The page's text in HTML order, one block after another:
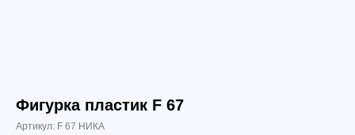
Фигурка пластик F 67
Артикул: F 67 НИКА